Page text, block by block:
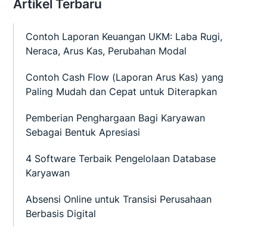
Artikel Terbaru
Contoh Laporan Keuangan UKM: Laba Rugi,
Neraca, Arus Kas, Perubahan Modal
Contoh Cash Flow (Laporan Arus Kas) yang
Paling Mudah dan Cepat untuk Diterapkan
Pemberian Penghargaan Bagi Karyawan
Sebagai Bentuk Apresiasi
4 Software Terbaik Pengelolaan Database
Karyawan
Absensi Online untuk Transisi Perusahaan
Berbasis Digital